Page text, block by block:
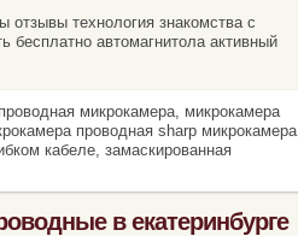
отзывы технология знакомства с
автомагнитола активный
микрокамера, микрокамера
проводная sharp микрокамера
кабеле, замаскированная
в екатеринбурге